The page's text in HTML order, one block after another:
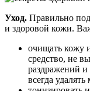
Уход. Правильно
и здоровой кожи.
очищать кожу
средство, не
раздражений и
всегда